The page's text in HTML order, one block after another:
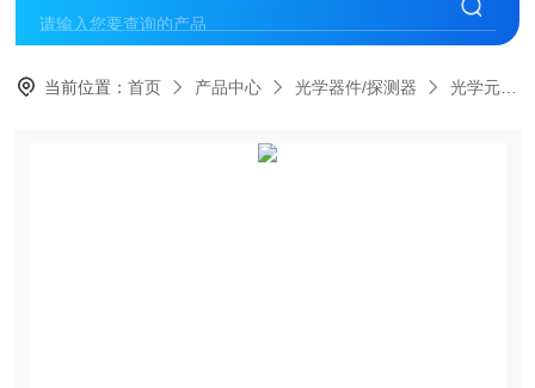
当前位置：首页 产品中心 光学器件/探测器 光学元件